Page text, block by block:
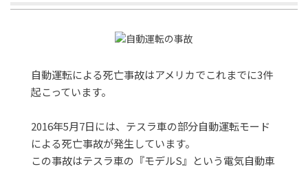
自動運転による死亡事故はアメリカでこれまでに3件
起こっています。
2016年5月7日には、テスラ車の部分自動運転モード
による死亡事故が発生しています。
この事故はテスラ車の『モデルS』という電気自動車